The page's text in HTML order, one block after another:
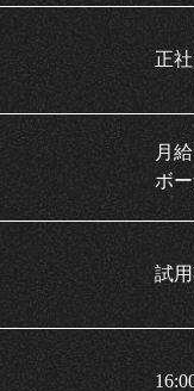
正
月
ボ
試